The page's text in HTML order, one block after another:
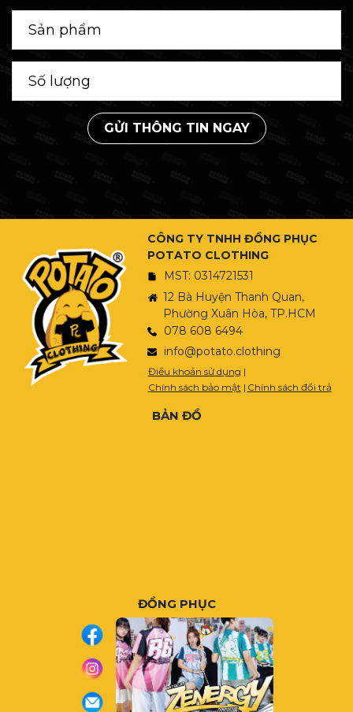
GỬI THÔNG TIN NGAY
CÔNG TY TNHH ĐỒNG PHỤC
POTATO CLOTHING
MST: 0314721531
12 Bà Huyện Thanh Quan,
Phường Xuân Hòa, TP.HCM
078 608 6494
info@potato.clothing
Điều khoản sử dụng |
Chính sách bảo mật | Chính sách đổi trả
BẢN ĐỒ
ĐỒNG PHỤC